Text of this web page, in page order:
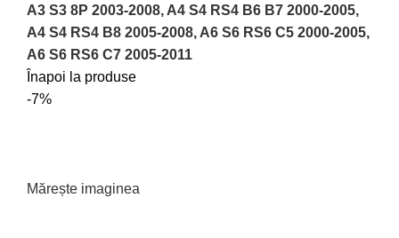
A3 S3 8P 2003-2008, A4 S4 RS4 B6 B7 2000-2005,
A4 S4 RS4 B8 2005-2008, A6 S6 RS6 C5 2000-2005,
A6 S6 RS6 C7 2005-2011
Înapoi la produse
-7%
Mărește imaginea